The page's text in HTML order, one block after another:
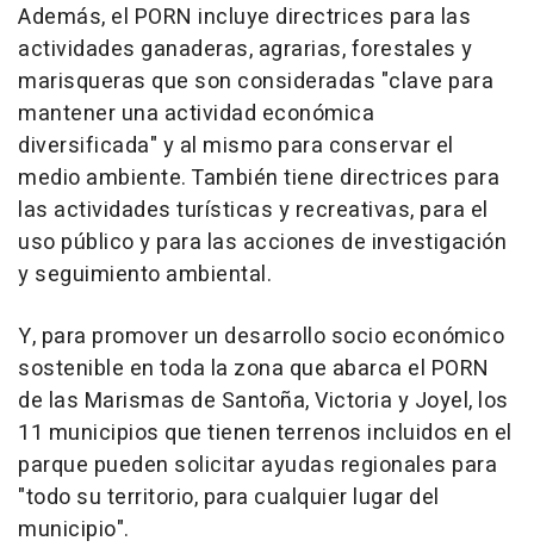
Además, el PORN incluye directrices para las
actividades ganaderas, agrarias, forestales y
marisqueras que son consideradas "clave para
mantener una actividad económica
diversificada" y al mismo para conservar el
medio ambiente. También tiene directrices para
las actividades turísticas y recreativas, para el
uso público y para las acciones de investigación
y seguimiento ambiental.
Y, para promover un desarrollo socio económico
sostenible en toda la zona que abarca el PORN
de las Marismas de Santoña, Victoria y Joyel, los
11 municipios que tienen terrenos incluidos en el
parque pueden solicitar ayudas regionales para
"todo su territorio, para cualquier lugar del
municipio".